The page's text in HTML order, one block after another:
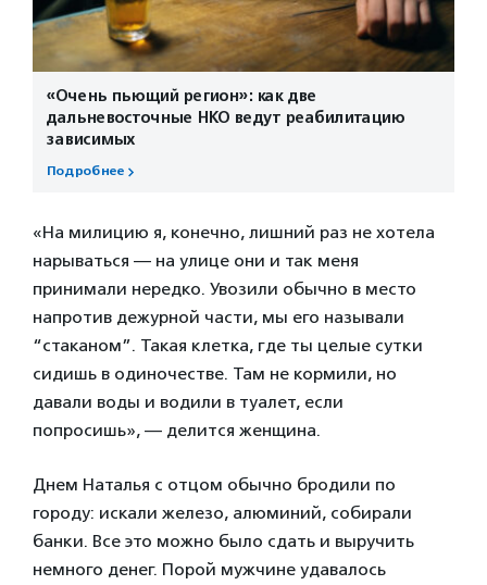
«Очень пьющий регион»: как две
дальневосточные НКО ведут реабилитацию
зависимых
Подробнее
«На милицию я, конечно, лишний раз не хотела
нарываться — на улице они и так меня
принимали нередко. Увозили обычно в место
напротив дежурной части, мы его называли
“стаканом”. Такая клетка, где ты целые сутки
сидишь в одиночестве. Там не кормили, но
давали воды и водили в туалет, если
попросишь», — делится женщина.
Днем Наталья с отцом обычно бродили по
городу: искали железо, алюминий, собирали
банки. Все это можно было сдать и выручить
немного денег. Порой мужчине удавалось